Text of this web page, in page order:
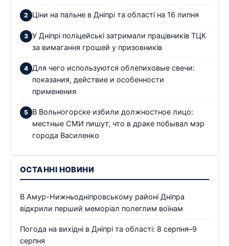
Ціни на пальне в Дніпрі та області на 16 липня
У Дніпрі поліцейські затримали працівників ТЦК
за вимагання грошей у призовників
Для чего используются облепиховые свечи:
показания, действие и особенности
применения
В Вольногорске избили должностное лицо:
местные СМИ пишут, что в драке побывал мэр
города Василенко
ОСТАННІ НОВИНИ
В Амур-Нижньодніпровському районі Дніпра
відкрили перший меморіал полеглим воїнам
Погода на вихідні в Дніпрі та області: 8 серпня–9
серпня